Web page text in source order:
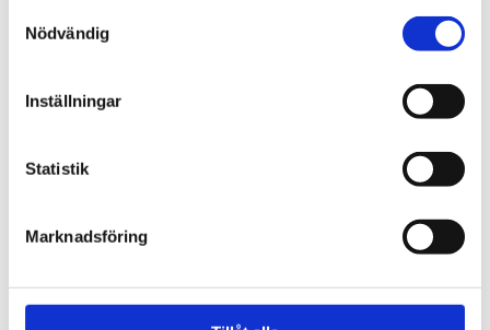
Nödvändig
Inställningar
Statistik
Marknadsföring
Norge
för ångest – ”blev hånad”